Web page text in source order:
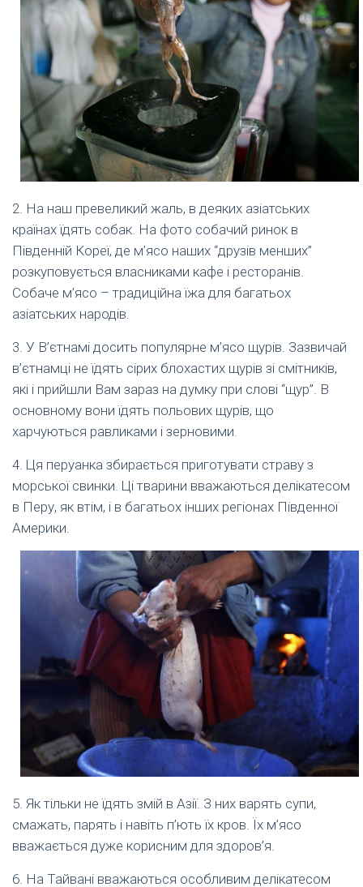
2. На наш превеликий жаль, в деяких азіатських
країнах їдять собак. На фото собачий ринок в
Південній Кореї, де м’ясо наших “друзів менших”
розкуповується власниками кафе і ресторанів.
Собаче м’ясо – традиційна їжа для багатьох
азіатських народів.
3. У В’єтнамі досить популярне м’ясо щурів. Зазвичай
в’єтнамці не їдять сірих блохастих щурів зі смітників,
які і прийшли Вам зараз на думку при слові “щур”. В
основному вони їдять польових щурів, що
харчуються равликами і зерновими.
4. Ця перуанка збирається приготувати страву з
морської свинки. Ці тварини вважаються делікатесом
в Перу, як втім, і в багатьох інших регіонах Південної
Америки.
5. Як тільки не їдять змій в Азії. З них варять супи,
смажать, парять і навіть п’ють їх кров. Їх м’ясо
вважається дуже корисним для здоров’я.
6. На Тайвані вважаються особливим делікатесом